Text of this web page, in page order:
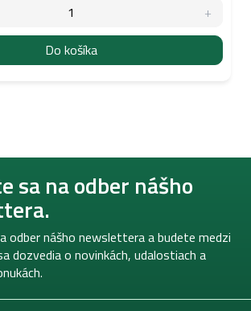
Do košíka
sa na odber nášho
odber nášho newslettera a budete medzi
dozvedia o novinkách, udalostiach a